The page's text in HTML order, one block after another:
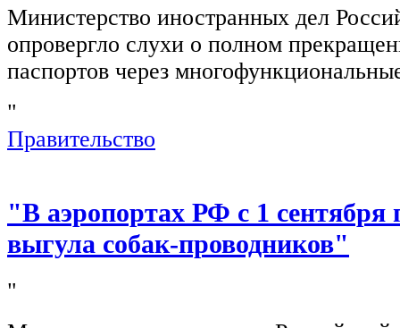
Министерство иностранных дел
опровергло слухи о полном
паспортов через
"
Правительство
"В аэропортах РФ с 1 сентября
выгула собак-проводников"
"